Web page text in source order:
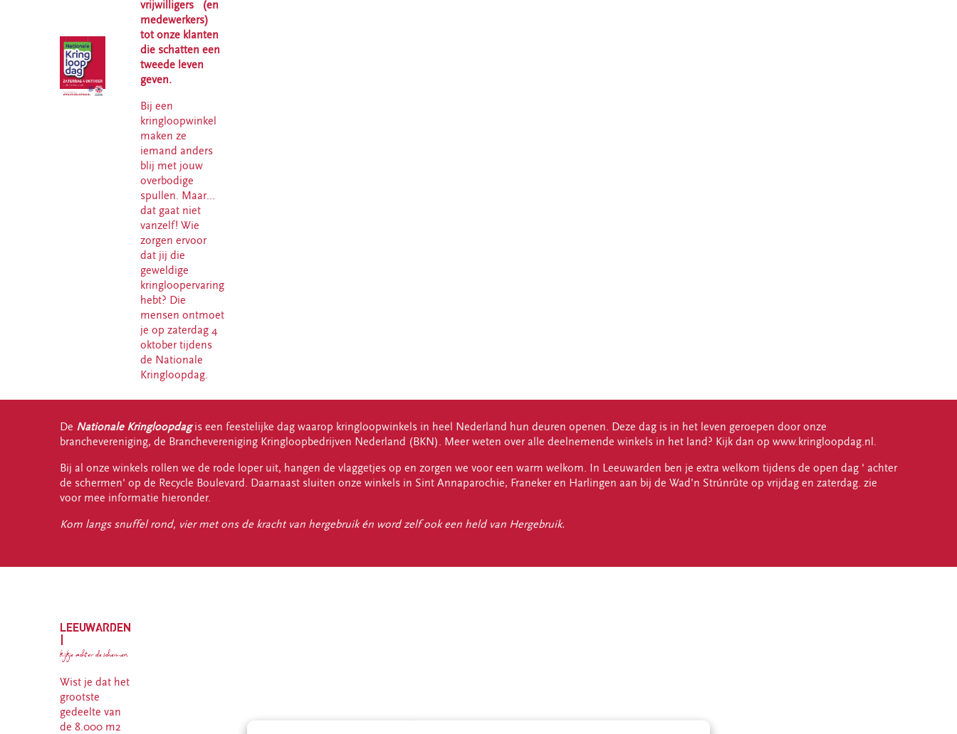
Word donateur
vrijwilligers (en
medewerkers)
tot onze klanten
die schatten een
tweede leven
geven.
Bij een
kringloopwinkel
maken ze
iemand anders
blij met jouw
overbodige
spullen. Maar…
dat gaat niet
vanzelf! Wie
zorgen ervoor
dat jij die
geweldige
kringloopervaring
hebt? Die
mensen ontmoet
je op zaterdag 4
oktober tijdens
de Nationale
Kringloopdag.
De Nationale Kringloopdagis een feestelijke dag waarop kringloopwinkels in heel Nederland hun deuren openen. Deze dag is in het leven geroepen door onze
branchevereniging, de Branchevereniging Kringloopbedrijven Nederland (BKN). Meer weten over alle deelnemende winkels in het land? Kijk dan op www.kringloopdag.nl.
Bij al onze winkels rollen we de rode loper uit, hangen de vlaggetjes op en zorgen we voor een warm welkom. In Leeuwarden ben je extra welkom tijdens de open dag ' achter
de schermen' op de Recycle Boulevard. Daarnaast sluiten onze winkels in Sint Annaparochie, Franeker en Harlingen aan bij de Wad’n Strúnrûte op vrijdag en zaterdag. zie
voor mee informatie hieronder.
Kom langs snuffel rond, vier met ons de kracht van hergebruik én word zelf ook een held van Hergebruik.
LEEUWARDEN
kijkje achter de schermen
Wist je dat het
grootste
gedeelte van
de 8.000 m2